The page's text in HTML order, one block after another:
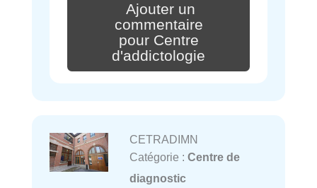
Ajouter un
commentaire
pour Centre
d'addictologie
CETRADIMN
Catégorie : Centre de
diagnostic